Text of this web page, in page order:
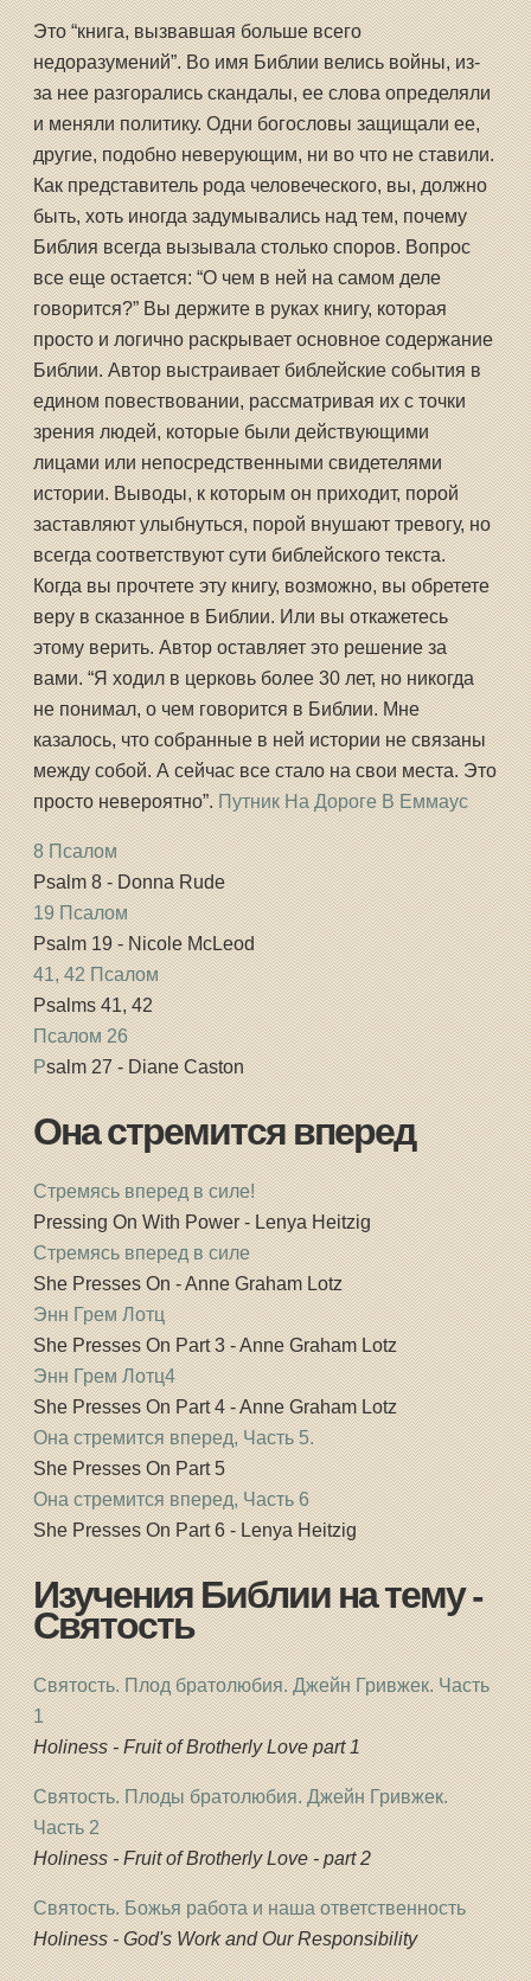
Это “книга, вызвавшая больше всего
недоразумений”. Во имя Библии велись войны, из-
за нее разгорались скандалы, ее слова определяли
и меняли политику. Одни богословы защищали ее,
другие, подобно неверующим, ни во что не ставили.
Как представитель рода человеческого, вы, должно
быть, хоть иногда задумывались над тем, почему
Библия всегда вызывала столько споров. Вопрос
все еще остается: “О чем в ней на самом деле
говорится?” Вы держите в руках книгу, которая
просто и логично раскрывает основное содержание
Библии. Автор выстраивает библейские события в
едином повествовании, рассматривая их с точки
зрения людей, которые были действующими
лицами или непосредственными свидетелями
истории. Выводы, к которым он приходит, порой
заставляют улыбнуться, порой внушают тревогу, но
всегда соответствуют сути библейского текста.
Когда вы прочтете эту книгу, возможно, вы обретете
веру в сказанное в Библии. Или вы откажетесь
этому верить. Автор оставляет это решение за
вами. “Я ходил в церковь более 30 лет, но никогда
не понимал, о чем говорится в Библии. Мне
казалось, что собранные в ней истории не связаны
между собой. А сейчас все стало на свои места. Это
просто невероятно”.Путник На Дороге В Еммаус
8 Псалом
Psalm 8 - Donna Rude
19 Псалом
Psalm 19 - Nicole McLeod
41, 42 Псалом
Psalms 41, 42
Псалом 26
Psalm 27 - Diane Caston
Она стремится вперед
Стремясь вперед в силе!
Pressing On With Power - Lenya Heitzig
Стремясь вперед в силе
She Presses On - Anne Graham Lotz
Энн Грем Лотц
She Presses On Part 3 - Anne Graham Lotz
Энн Грем Лотц4
She Presses On Part 4 - Anne Graham Lotz
Она стремится вперед, Часть 5.
She Presses On Part 5
Она стремится вперед, Часть 6
She Presses On Part 6 - Lenya Heitzig
Изучения Библии на тему -
Святость
Святость. Плод братолюбия. Джейн Гривжек. Часть
1
Holiness - Fruit of Brotherly Love part 1
Святость. Плоды братолюбия. Джейн Гривжек.
Часть 2
Holiness - Fruit of Brotherly Love - part 2
Святость. Божья работа и наша ответственность
Holiness - God's Work and Our Responsibility